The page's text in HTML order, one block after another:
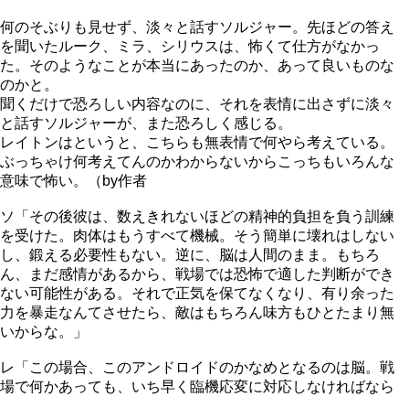
何のそぶりも見せず、淡々と話すソルジャー。先ほどの答え
を聞いたルーク、ミラ、シリウスは、怖くて仕方がなかっ
た。そのようなことが本当にあったのか、あって良いものな
のかと。
聞くだけで恐ろしい内容なのに、それを表情に出さずに淡々
と話すソルジャーが、また恐ろしく感じる。
レイトンはというと、こちらも無表情で何やら考えている。
ぶっちゃけ何考えてんのかわからないからこっちもいろんな
意味で怖い。（by作者
ソ「その後彼は、数えきれないほどの精神的負担を負う訓練
を受けた。肉体はもうすべて機械。そう簡単に壊れはしない
し、鍛える必要性もない。逆に、脳は人間のまま。もちろ
ん、まだ感情があるから、戦場では恐怖で適した判断ができ
ない可能性がある。それで正気を保てなくなり、有り余った
力を暴走なんてさせたら、敵はもちろん味方もひとたまり無
いからな。」
レ「この場合、このアンドロイドのかなめとなるのは脳。戦
場で何かあっても、いち早く臨機応変に対応しなければなら